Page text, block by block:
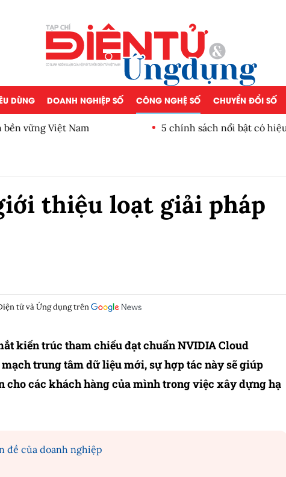
DÙNG DOANH NGHIỆP SỐ CÔNG NGHỆ SỐ CHUYỂN ĐỔI SỐ
vững Việt Nam 5 chính sách nổi bật có
thiệu loạt giải pháp
tử và Ứng dụng trên
kiến trúc tham chiếu đạt chuẩn NVIDIA Cloud
trung tâm dữ liệu mới, sự hợp tác này sẽ giúp
cho các khách hàng của mình trong việc xây dựng hạ
đề của doanh nghiệp